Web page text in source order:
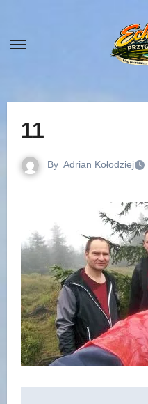
content
11
By Adrian Kołodziej